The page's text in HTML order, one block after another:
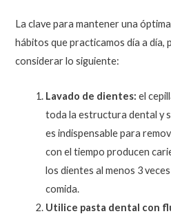
La clave para mantener una
hábitos que practicamos día a día,
considerar lo siguiente:
Lavado de dientes: el
toda la estructura dental y
es indispensable para
con el tiempo producen
los dientes al menos 3
comida.
Utilice pasta dental con